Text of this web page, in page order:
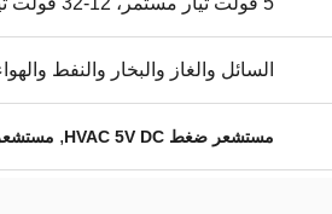
السائل والغاز والبخار والنفط
مستشعر ضغط HVAC 5V DC , مستشعر